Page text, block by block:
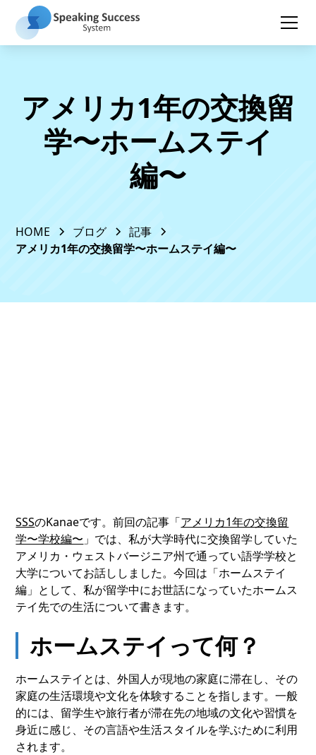
アメリカ1年の交換留
学〜ホームステイ
編〜
HOME ブログ
記事
アメリカ1年の交換留学〜ホームステイ編〜
SSSのKanaeです。前回の記事「アメリカ1年の交換留
学〜学校編〜 」では、私が大学時代に交換留学していた
アメリカ・ウェストバージニア州で通ってい語学学校と
大学についてお話ししました。今回は「ホームステイ
編」として、私が留学中にお世話になっていたホームス
テイ先での生活について書きます。
ホームステイって何？
ホームステイとは、外国人が現地の家庭に滞在し、その
家庭の生活環境や文化を体験することを指します。一般
的には、留学生や旅行者が滞在先の地域の文化や習慣を
身近に感じ、その言語や生活スタイルを学ぶために利用
されます。